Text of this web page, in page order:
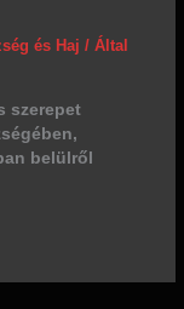
és Haj / Által
szerepet
belülről